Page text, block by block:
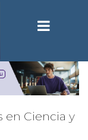
en Ciencia y